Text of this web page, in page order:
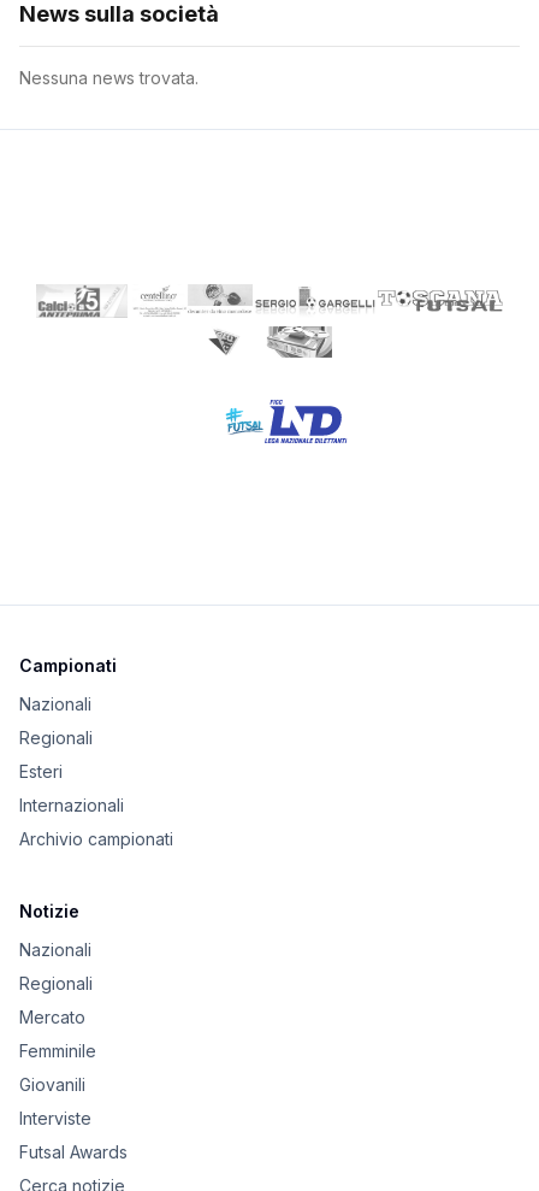
News sulla società
Nessuna news trovata.
Campionati
Nazionali
Regionali
Esteri
Internazionali
Archivio campionati
Notizie
Nazionali
Regionali
Mercato
Femminile
Giovanili
Interviste
Futsal Awards
Cerca notizie